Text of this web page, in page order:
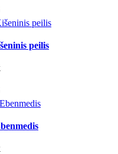
peilis